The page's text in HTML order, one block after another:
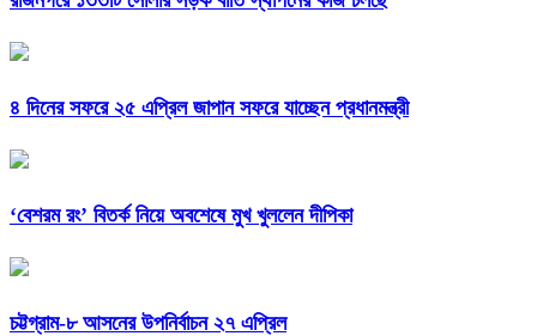
৪ দিনের সফরে ২৫ এপ্রিল জাপান সফরে যাচ্ছেন প্রধানমন্ত্রী
‘বেশরম রং’ বিতর্ক নিয়ে অবশেষে মুখ খুললেন দীপিকা
চট্টগ্রাম-৮ আসনের উপনির্বাচন ২৭ এপ্রিল